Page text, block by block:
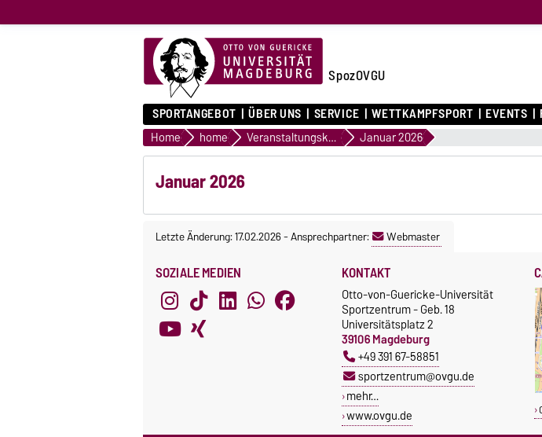
SpozOVGU
SPORTANGEBOT ÜBER UNS SERVICE WETTKAMPFSPORT EVENTS
Home home Veranstaltungskalender Januar 2026
Januar 2026
Letzte Änderung: 17.02.2026-Ansprechpartner: Webmaster
SOZIALE MEDIEN KONTAKT
Otto-von-Guericke-Universität
Sportzentrum - Geb. 18
Universitätsplatz 2
39106 Magdeburg
+49 391 67-58851
sportzentrum@ovgu.de
mehr…
www.ovgu.de